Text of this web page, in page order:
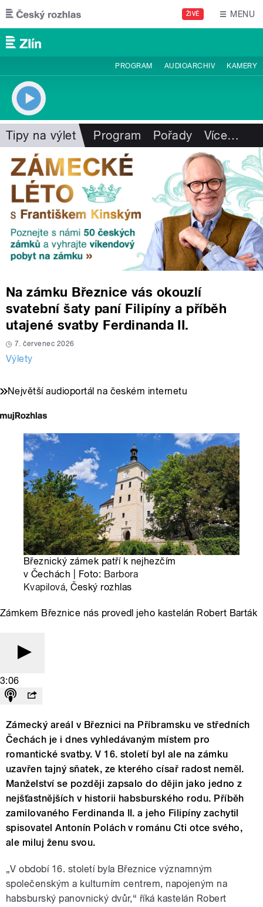
Přejít k hlavnímu obsahu
ŽIVĚ MENU
PROGRAM AUDIOARCHIV KAMERY
Tipy na výlet Program Pořady Více…
Na zámku Březnice vás okouzlí
svatební šaty paní Filipíny a příběh
utajené svatby Ferdinanda II.
7. červenec 2026
Výlety
Největší audioportál na českém internetu
Březnický zámek patří k nejhezčím
v Čechách | Foto: Barbora
Kvapilová, Český rozhlas
Zámkem Březnice nás provedl jeho kastelán Robert Barták
3:06
Zámecký areál v Březnici na Příbramsku ve středních
Čechách je i dnes vyhledávaným místem pro
romantické svatby. V 16. století byl ale na zámku
uzavřen tajný sňatek, ze kterého císař radost neměl.
Manželství se později zapsalo do dějin jako jedno z
nejšťastnějších v historii habsburského rodu. Příběh
zamilovaného Ferdinanda II. a jeho Filipíny zachytil
spisovatel Antonín Polách v románu Cti otce svého,
ale miluj ženu svou.
„V období 16. století byla Březnice významným
společenským a kulturním centrem, napojeným na
habsburský panovnický dvůr,“ říká kastelán Robert